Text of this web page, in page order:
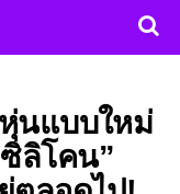
นแบบใหม่
ลิโคน”